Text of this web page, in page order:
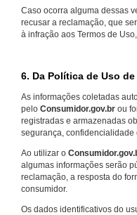
Caso ocorra alguma dessas
recusar a reclamação, que
à infração aos Termos de
6. Da Política de Uso
As informações coletadas
pelo Consumidor.gov.br ou
registradas e armazenadas
segurança, confidencialidade
Ao utilizar o
algumas informações serão
reclamação, a resposta do
consumidor.
Os dados identificativos do